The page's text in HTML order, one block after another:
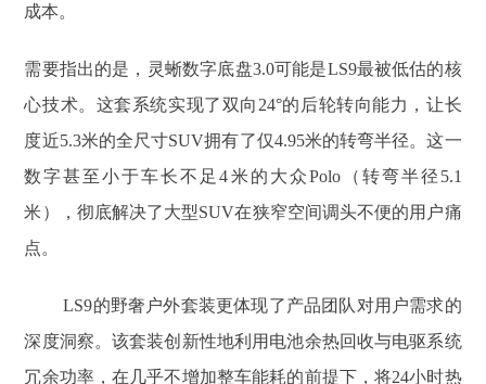
成本。
需要指出的是，灵蜥数字底盘3.0可能是LS9最被低估的核
心技术。这套系统实现了双向24°的后轮转向能力，让长
度近5.3米的全尺寸SUV拥有了仅4.95米的转弯半径。这一
数字甚至小于车长不足4米的大众Polo（转弯半径5.1
米），彻底解决了大型SUV在狭窄空间调头不便的用户痛
点。
LS9的野奢户外套装更体现了产品团队对用户需求的
深度洞察。该套装创新性地利用电池余热回收与电驱系统
冗余功率，在几乎不增加整车能耗的前提下，将24小时热